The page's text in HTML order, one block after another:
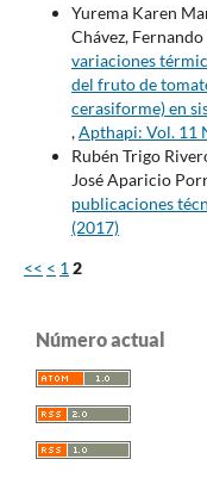
Yurema Karen
Chávez,
variaciones
del fruto de
cerasiforme) en
,Apthapi: Vol. 11
Rubén Trigo
José Aparicio
publicaciones
(2017)
<< < 1 2
Número actual